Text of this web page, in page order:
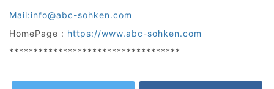
Mail:info@abc-sohken.com
HomePage : https://www.abc-sohken.com
***********************************